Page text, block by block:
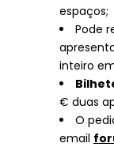
espaços;
Pode
inteiro
€ duas
O
email